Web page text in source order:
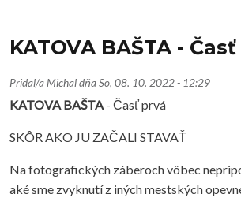
KATOVA BAŠTA -
Pridal/a MichaldňaSo, 08. 10. 2022 - 12:29
KATOVA BAŠTA - Časť prvá
SKÔR AKO JU ZAČALI STAVAŤ
Na fotografických záberoch vôbec
aké sme zvyknutí z iných mestských